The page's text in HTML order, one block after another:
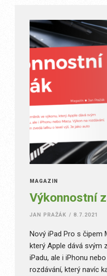
MAGAZÍN
Výkonnostní
JAN PRAŽÁK / 8.7.2021
Nový iPad Pro s čipem
který Apple dává svým
iPadu, ale i iPhonu
rozdávání, který navíc